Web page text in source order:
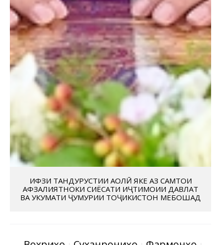
ҲИФЗИ ТАНДУРУСТИИ АҲОЛӢ ЯКЕ АЗ САМТҲОИ
АФЗАЛИЯТНОКИ СИЁСАТИ ИҶТИМОИИ ДАВЛАТ
ВА ҲУКУМАТИ ҶУМҲУРИИ ТОҶИКИСТОН МЕБОШАД